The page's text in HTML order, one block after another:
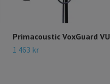
Primacoustic VoxGuard VU
1 463 kr